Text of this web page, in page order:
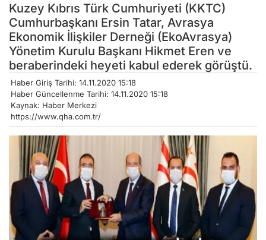
Kuzey Kıbrıs Türk Cumhuriyeti (KKTC)
Cumhurbaşkanı Ersin Tatar, Avrasya
Ekonomik İlişkiler Derneği (EkoAvrasya)
Yönetim Kurulu Başkanı Hikmet Eren ve
beraberindeki heyeti kabul ederek görüştü.
Haber Giriş Tarihi: 14.11.2020 15:18
Haber Güncellenme Tarihi: 14.11.2020 15:18
Kaynak: Haber Merkezi
https://www.qha.com.tr/